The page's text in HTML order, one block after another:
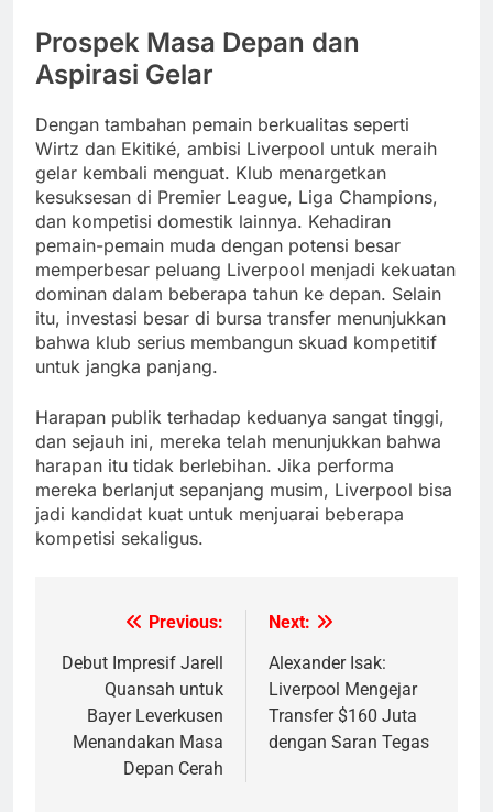
Prospek Masa Depan dan
Aspirasi Gelar
Dengan tambahan pemain berkualitas seperti
Wirtz dan Ekitiké, ambisi Liverpool untuk meraih
gelar kembali menguat. Klub menargetkan
kesuksesan di Premier League, Liga Champions,
dan kompetisi domestik lainnya. Kehadiran
pemain-pemain muda dengan potensi besar
memperbesar peluang Liverpool menjadi kekuatan
dominan dalam beberapa tahun ke depan. Selain
itu, investasi besar di bursa transfer menunjukkan
bahwa klub serius membangun skuad kompetitif
untuk jangka panjang.
Harapan publik terhadap keduanya sangat tinggi,
dan sejauh ini, mereka telah menunjukkan bahwa
harapan itu tidak berlebihan. Jika performa
mereka berlanjut sepanjang musim, Liverpool bisa
jadi kandidat kuat untuk menjuarai beberapa
kompetisi sekaligus.
navigation
Previous:
Debut Impresif Jarell
Quansah untuk
Bayer Leverkusen
Menandakan Masa
Depan Cerah
Next:
Alexander Isak:
Liverpool Mengejar
Transfer $160 Juta
dengan Saran Tegas